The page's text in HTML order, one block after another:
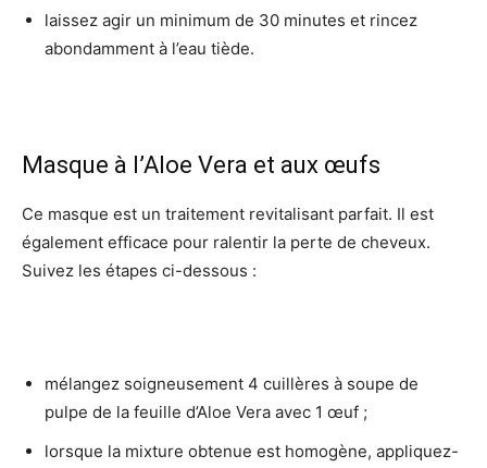
laissez agir un minimum de 30 minutes et rincez
abondamment à l’eau tiède.
Masque à l’Aloe Vera et aux œufs
Ce masque est un traitement revitalisant parfait. Il est
également efficace pour ralentir la perte de cheveux.
Suivez les étapes ci-dessous :
mélangez soigneusement 4 cuillères à soupe de
pulpe de la feuille d’Aloe Vera avec 1 œuf ;
lorsque la mixture obtenue est homogène, appliquez-